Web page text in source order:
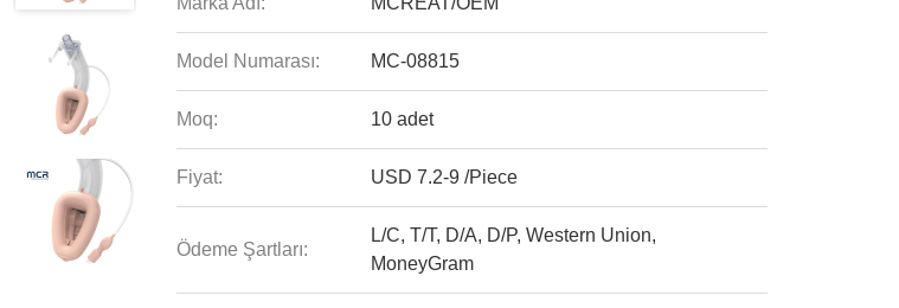
Model Numarası: MC-08815
Moq: 10 adet
Fiyat: USD 7.2-9 /Piece
Ödeme Şartları:
L/C, T/T, D/A, D/P, Western Union,
MoneyGram